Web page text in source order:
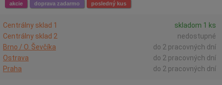
akcie doprava zadarmo posledný kus
Centrálny sklad 1
skladom 1 ks
Centrálny sklad 2
nedostupné
Brno / O. Ševčíka
do 2 pracovných dní
Ostrava
do 2 pracovných dní
Praha
do 2 pracovných dní